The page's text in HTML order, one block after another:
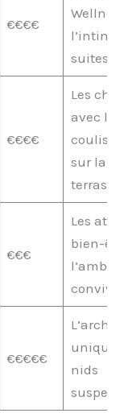
€€€€
suites
€€€€
Les
avec lit
sur la
terrasse
€€€
Les
bien-
€€€€€
unique
nids